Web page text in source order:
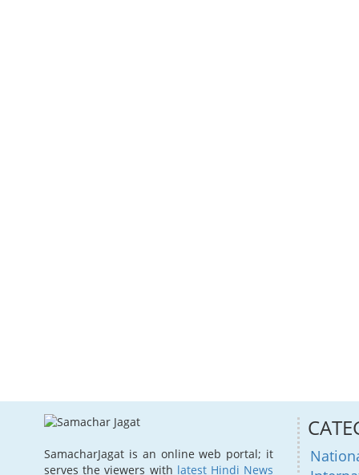
SamacharJagat is an online web portal; it
serves the viewers with latest Hindi News